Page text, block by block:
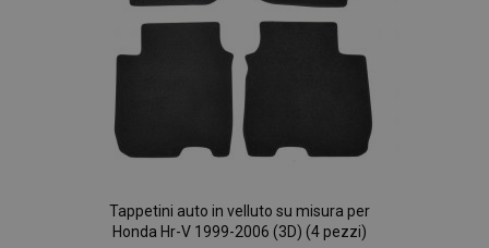
Tappetini auto in velluto su misura per
Honda Hr-V 1999-2006 (3D) (4 pezzi)